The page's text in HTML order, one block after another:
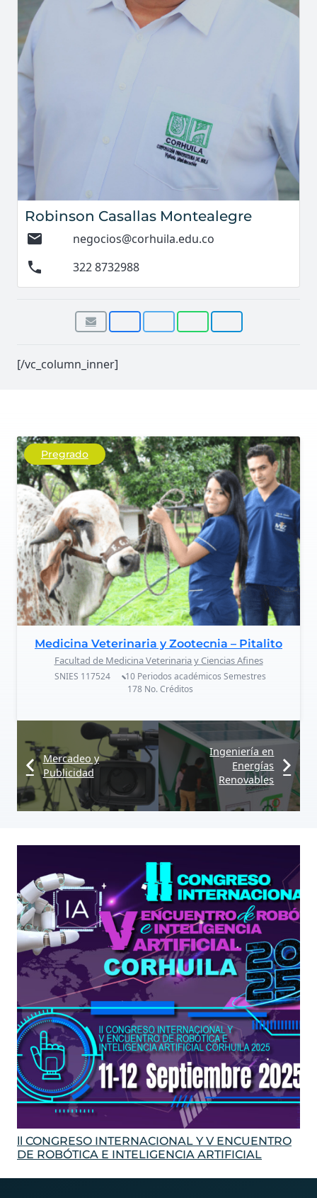
Robinson Casallas Montealegre
mail
negocios@corhuila.edu.co
phone 322 8732988
[/vc_column_inner]
Pregrado
Medicina Veterinaria y Zootecnia – Pitalito
Facultad de Medicina Veterinaria y Ciencias Afines
SNIES 117524 10 Periodos académicos Semestres
178No. Créditos
Mercadeo y
Publicidad
Ingeniería en
Energías
Renovables
ll CONGRESO INTERNACIONAL Y V ENCUENTRO
DE ROBÓTICA E INTELIGENCIA ARTIFICIAL